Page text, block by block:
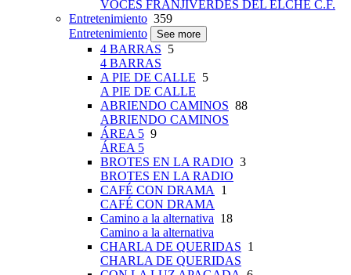
VOCES FRANJIVERDES DEL ELCHE C.F.
Entretenimiento 359
Entretenimiento
See more
4 BARRAS 5
4 BARRAS
A PIE DE CALLE 5
A PIE DE CALLE
ABRIENDO CAMINOS 88
ABRIENDO CAMINOS
ÁREA 5 9
ÁREA 5
BROTES EN LA RADIO 3
BROTES EN LA RADIO
CAFÉ CON DRAMA
1
CAFÉ CON DRAMA
Camino a la alternativa 18
Camino a la alternativa
CHARLA DE QUERIDAS 1
CHARLA DE QUERIDAS